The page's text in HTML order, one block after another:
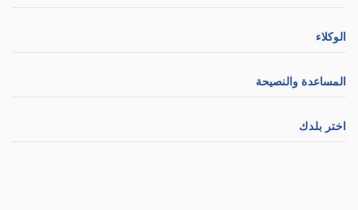
الوكلاء
المساعدة والنصيحة
اختر بلدك